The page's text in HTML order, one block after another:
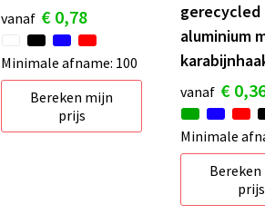
vanaf € 0,78
Minimale afname: 100
Bereken mijn
prijs
gerecycled
aluminium
vanaf €
Minimale
prijs